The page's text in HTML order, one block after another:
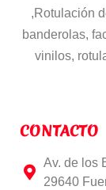
,Rotulación
banderolas,
vinilos,
CONTACTO
Av. de los
29640